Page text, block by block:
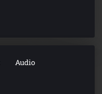
Audio